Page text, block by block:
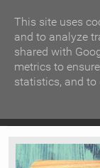
ΚΕΝΤΡΙΚΗ ΑΝΑ
ΕΙΔΗΣΕΙΣ ΑΝΑ
ΠΡΟΣΦΑΤΑ
Ν. ΣΕΡΡΩΝ Η
ΤΥΧΑΙΕΣ
This site uses
and to analyze
shared with
metrics to
statistics, and to